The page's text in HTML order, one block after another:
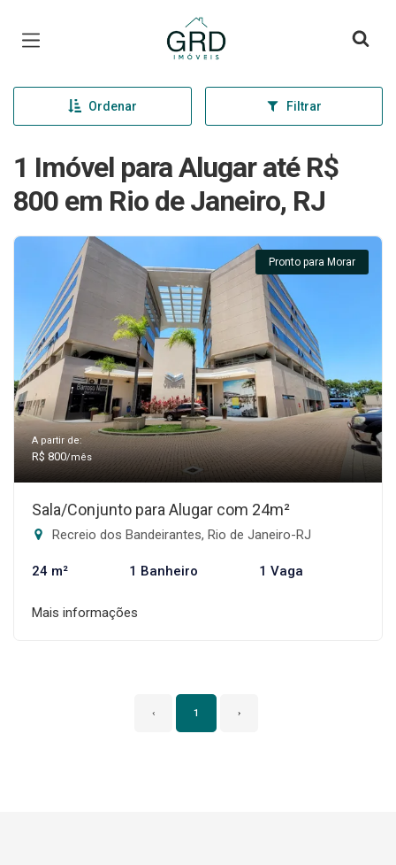
Página inicial
Ordenar Filtrar
1 Imóvel para Alugar até R$
800 em Rio de Janeiro, RJ
Pronto para Morar
A partir de:
R$ 800/mês
Sala/Conjunto para Alugar com 24m²
Recreio dos Bandeirantes, Rio de Janeiro-RJ
24 m² 1 Banheiro 1 Vaga
Mais informações
‹ 1 ›